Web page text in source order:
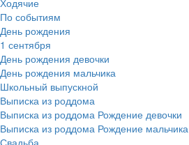
Ходячие
По событиям
День рождения
1 сентября
День рождения девочки
День рождения мальчика
Школьный выпускной
Выписка из роддома
Выписка из роддома Рождение девочки
Выписка из роддома Рождение мальчика